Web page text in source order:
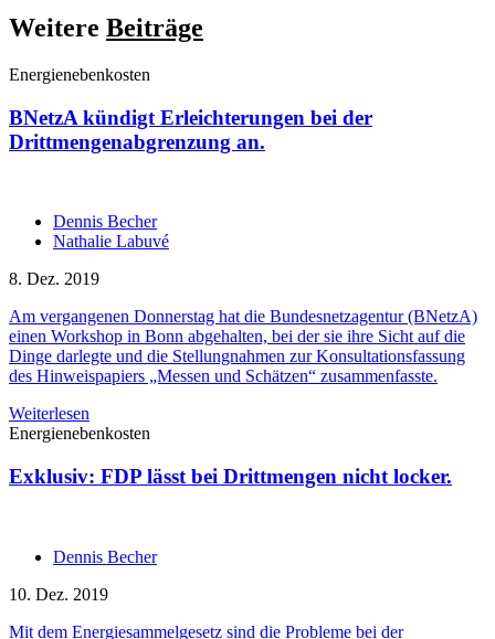
Weitere Beiträge
Energienebenkosten
BNetzA kündigt Erleichterungen bei der
Drittmengenabgrenzung an.
Dennis Becher
Nathalie Labuvé
8. Dez. 2019
Am vergangenen Donnerstag hat die Bundesnetzagentur (BNetzA)
einen Workshop in Bonn abgehalten, bei der sie ihre Sicht auf die
Dinge darlegte und die Stellungnahmen zur Konsultationsfassung
des Hinweispapiers „Messen und Schätzen“ zusammenfasste.
Weiterlesen
Energienebenkosten
Exklusiv: FDP lässt bei Drittmengen nicht locker.
Dennis Becher
10. Dez. 2019
Mit dem Energiesammelgesetz sind die Probleme bei der